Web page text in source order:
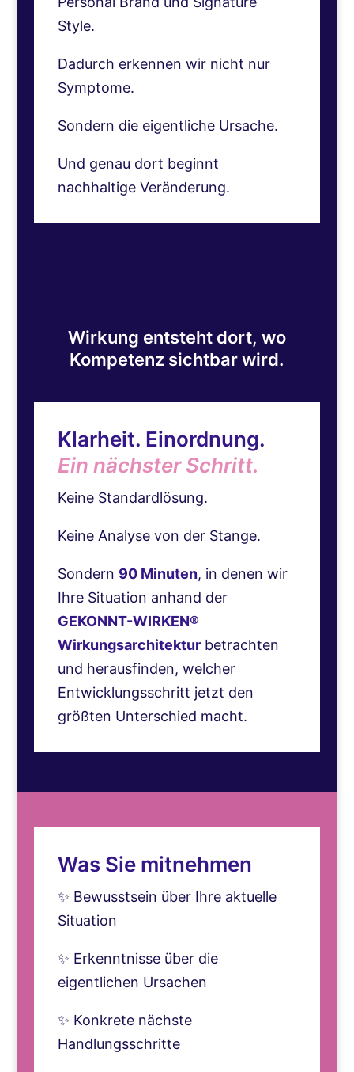
Style.
Dadurch erkennen wir nicht nur
Symptome.
Sondern die eigentliche Ursache.
Und genau dort beginnt
nachhaltige Veränderung.
Wirkung entsteht dort, wo
Kompetenz sichtbar wird.
Klarheit. Einordnung.
Ein nächster Schritt.
Keine Standardlösung.
Keine Analyse von der Stange.
Sondern 90 Minuten, in denen wir
Ihre Situation anhand der
GEKONNT-WIRKEN®
Wirkungsarchitekturbetrachten
und herausfinden, welcher
Entwicklungsschritt jetzt den
größten Unterschied macht.
Was Sie mitnehmen
✨ Bewusstsein über Ihre aktuelle
Situation
✨ Erkenntnisse über die
eigentlichen Ursachen
✨ Konkrete nächste
Handlungsschritte